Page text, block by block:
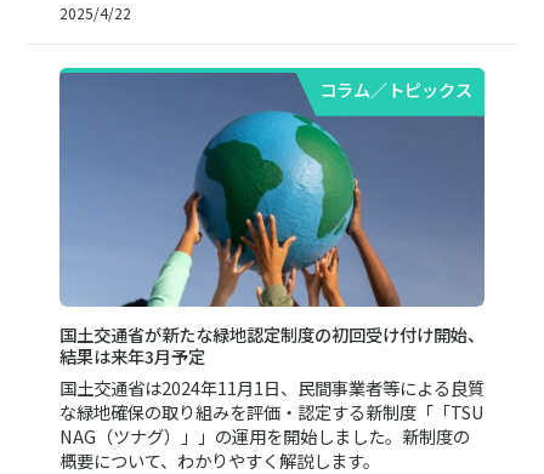
2025/4/22
コラム／トピックス
国土交通省が新たな緑地認定制度の初回受け付け開始、
結果は来年3月予定
国土交通省は2024年11月1日、民間事業者等による良質
な緑地確保の取り組みを評価・認定する新制度「「TSU
NAG（ツナグ）」」の運用を開始しました。新制度の
概要について、わかりやすく解説します。